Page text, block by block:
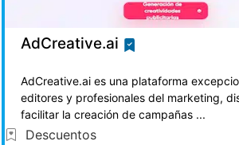
AdCreative.ai
AdCreative.ai es una plataforma
editores y profesionales del marketing,
facilitar la creación de campañas ...
Descuentos